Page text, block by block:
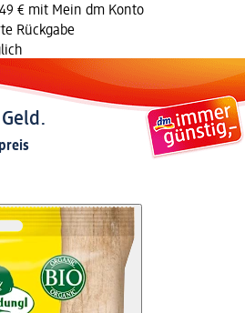
€ mit Mein dm Konto
Rückgabe